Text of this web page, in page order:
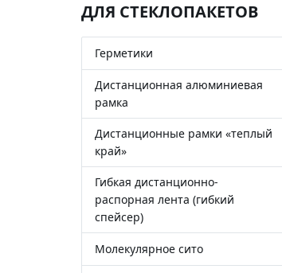
ДЛЯ СТЕКЛОПАКЕТОВ
Герметики
Дистанционная алюминиевая
рамка
Дистанционные рамки «теплый
край»
Гибкая дистанционно-
распорная лента (гибкий
спейсер)
Молекулярное сито